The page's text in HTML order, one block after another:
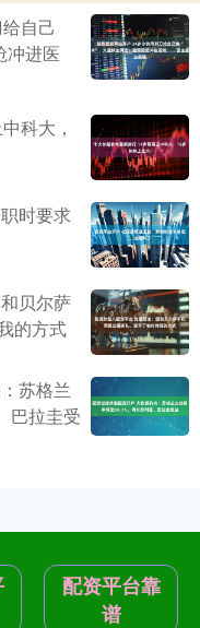
自己
冲进医
科大，
时要求
贝尔萨
的方式
苏格兰
巴拉圭受
配资平台靠
谱